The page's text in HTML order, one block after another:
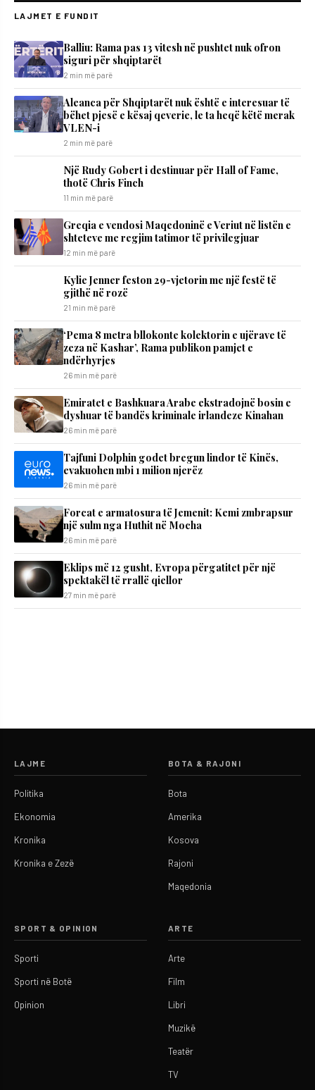
LAJMET E FUNDIT
Balliu: Rama pas 13 vitesh në pushtet nuk ofron
siguri për shqiptarët
2 min më parë
Aleanca për Shqiptarët nuk është e interesuar të
bëhet pjesë e kësaj qeverie, le ta heqë këtë merak
VLEN-i
2 min më parë
Një Rudy Gobert i destinuar për Hall of Fame,
thotë Chris Finch
11 min më parë
Greqia e vendosi Maqedoninë e Veriut në listën e
shteteve me regjim tatimor të privilegjuar
12 min më parë
Kylie Jenner feston 29-vjetorin me një festë të
gjithë në rozë
21 min më parë
‘Pema 8 metra bllokonte kolektorin e ujërave të
zeza në Kashar’, Rama publikon pamjet e
ndërhyrjes
26 min më parë
Emiratet e Bashkuara Arabe ekstradojnë bosin e
dyshuar të bandës kriminale irlandeze Kinahan
26 min më parë
Tajfuni Dolphin godet bregun lindor të Kinës,
evakuohen mbi 1 milion njerëz
26 min më parë
Forcat e armatosura të Jemenit: Kemi zmbrapsur
një sulm nga Huthit në Mocha
26 min më parë
Eklips më 12 gusht, Evropa përgatitet për një
spektakël të rrallë qiellor
27 min më parë
LAJME
Politika
Ekonomia
Kronika
Kronika e Zezë
BOTA & RAJONI
Bota
Amerika
Kosova
Rajoni
Maqedonia
SPORT & OPINION
Sporti
Sporti në Botë
Opinion
ARTE
Arte
Film
Libri
Muzikë
Teatër
TV